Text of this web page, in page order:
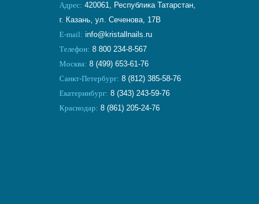
Адрес: 420061, Республика Татарстан,
г. Казань, ул. Сеченова, 17В
E-mail: info@kristallnails.ru
Телефон: 8 800 234-8-567
Москва: 8 (499) 653-61-76
Санкт-Петербург: 8 (812) 385-58-76
Екатеринбург: 8 (343) 243-59-76
Краснодар: 8 (861) 205-24-76